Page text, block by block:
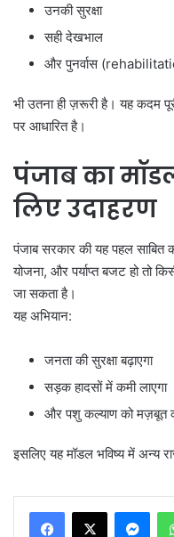
उनकी सुरक्षा
सही देखभाल
और पुनर्वास
भी उतना ही ज़रूरी है। यह कदम
पर आधारित है।
पंजाब का
लिए उदाहरण
पंजाब सरकार की यह पहल साबित
योजना, और पर्याप्त बजट हो तो
जा सकता है।
यह अभियान:
जनता की सुरक्षा बढ़ाएगा
सड़क हादसों में कमी लाएगा
और पशु कल्याण को मज़बूत
इसलिए यह मॉडल भविष्य में अन्य